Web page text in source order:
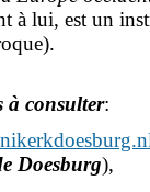
à lui, est un
à consulter:
Doesburg),